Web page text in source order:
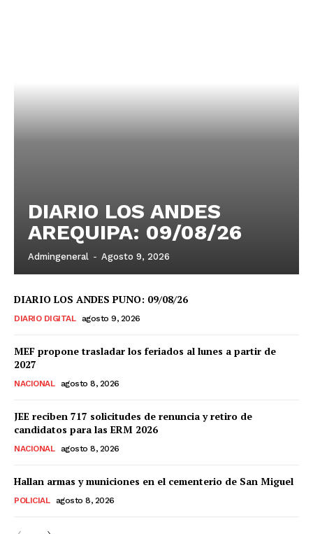
DIARIO LOS ANDES
AREQUIPA: 09/08/26
Admingeneral - Agosto 9, 2026
DIARIO LOS ANDES PUNO: 09/08/26
DIARIO DIGITAL agosto 9, 2026
MEF propone trasladar los feriados al lunes a partir de
2027
NACIONAL agosto 8, 2026
JEE reciben 717 solicitudes de renuncia y retiro de
candidatos para las ERM 2026
NACIONAL agosto 8, 2026
Hallan armas y municiones en el cementerio de San Miguel
POLICIAL agosto 8, 2026